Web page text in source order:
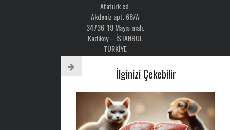
İlginizi Çekebilir
Atatürk cd.
Akdeniz apt. 68/A
34736 19 Mayıs mah.
Kadıköy – İSTANBUL
TÜRKİYE
Email: luckypet@luckypet.com.tr
www.luckypet.com.tr
Tel : 0216 386 77 52